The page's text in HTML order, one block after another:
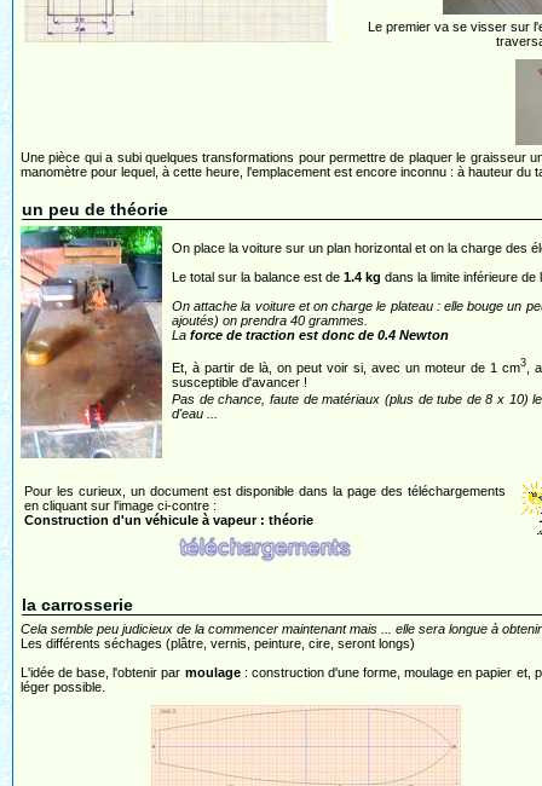
Le premier va se visser sur
Une pièce qui a subi quelques transformations pour permettre de plaquer le graisseur
manomètre pour lequel, à cette heure, l'emplacement est encore inconnu : à hauteur du
un peu de théorie
On place la voiture sur un plan horizontal et on la charge des
Le total sur la balance est de 1.4 kg dans la limite inférieure de
On attache la voiture et on charge le plateau : elle bouge un
ajoutés) on prendra 40 grammes.
La force de traction est donc de 0.4 Newton
Et, à partir de là, on peut voir si, avec un moteur de 1 cm3,
susceptible d'avancer !
Pas de chance, faute de matériaux (plus de tube de 8 x 10)
d'eau ...
Pour les curieux, un document est disponible dans la page des téléchargements
en cliquant sur l'image ci-contre :
Construction d'un véhicule à vapeur : théorie
la carrosserie
Cela semble peu judicieux de la commencer maintenant mais ... elle sera longue à
Les différents séchages (plâtre, vernis, peinture, cire, seront longs)
L'idée de base, l'obtenir par moulage: construction d'une forme, moulage en papier et,
léger possible.